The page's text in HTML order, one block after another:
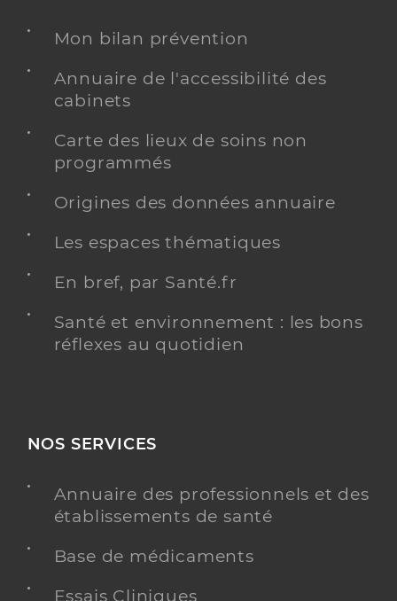
Mon bilan prévention
Annuaire de l'accessibilité des
cabinets
Carte des lieux de soins non
programmés
Origines des données annuaire
Les espaces thématiques
En bref, par Santé.fr
Santé et environnement : les bons
réflexes au quotidien
NOS SERVICES
Annuaire des professionnels et des
établissements de santé
Base de médicaments
Essais Cliniques